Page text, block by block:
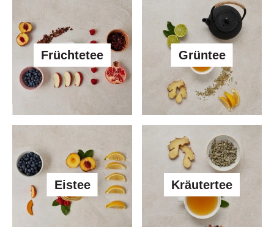
Früchtetee Grüntee
Eistee Kräutertee